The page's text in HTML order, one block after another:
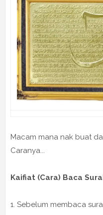
Macam mana nak buat
Caranya...
Kaifiat (Cara) Baca
1. Sebelum membaca